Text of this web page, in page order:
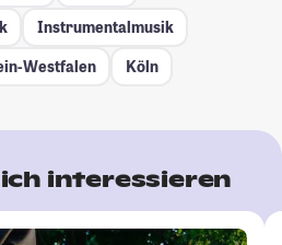
Instrumentalmusik
Westfalen Köln
interessieren